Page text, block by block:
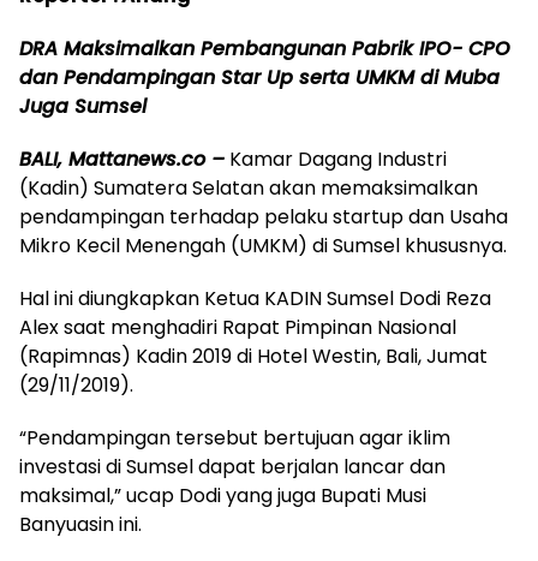
DRA Maksimalkan Pembangunan Pabrik IPO- CPO
dan Pendampingan Star Up serta UMKM di Muba
Juga Sumsel
BALI, Mattanews.co – Kamar Dagang Industri
(Kadin) Sumatera Selatan akan memaksimalkan
pendampingan terhadap pelaku startup dan Usaha
Mikro Kecil Menengah (UMKM) di Sumsel khususnya.
Hal ini diungkapkan Ketua KADIN Sumsel Dodi Reza
Alex saat menghadiri Rapat Pimpinan Nasional
(Rapimnas) Kadin 2019 di Hotel Westin, Bali, Jumat
(29/11/2019).
“Pendampingan tersebut bertujuan agar iklim
investasi di Sumsel dapat berjalan lancar dan
maksimal,” ucap Dodi yang juga Bupati Musi
Banyuasin ini.